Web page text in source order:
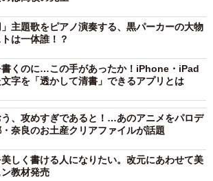
舗の看板によく使われるそうです。一
さとともに、かすれがあるのが特徴
れることが多いといいます。黒龍書体
クさを兼ね備えた文字だそうです。
」主題歌をピアノ演奏する、黒パーカーの大物
は一体誰！？
書くのに…この手があったか！iPhone・iPad
字を「透かして清書」できるアプリとは
う、攻めすぎであると！…あのアニメをパロデ
奈良のお土産クリアファイルが話題
美しく書ける人になりたい。改元にあわせて美
教材発売